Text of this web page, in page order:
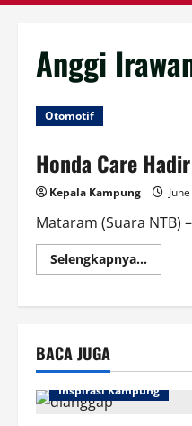
Anggi
Otomotif
Honda Care
Kepala Kampung
Mataram (Suara NTB)
Selengkapnya...Read
more
Care
BACA JUGA
Inspirasi Kampung